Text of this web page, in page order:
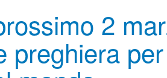
2
preghiera